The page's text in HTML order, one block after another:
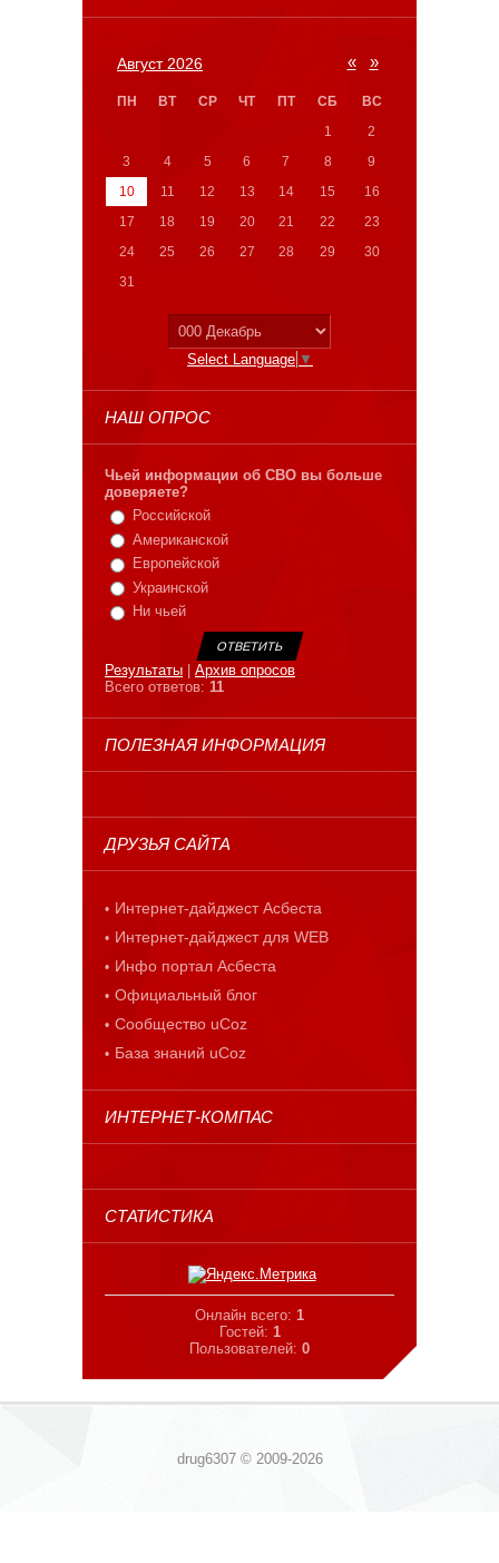
«
Август 2026 »
ПН ВТ СР ЧТ ПТ СБ
ВС
1
2
3
4 5 6 7 8
9
10
11 12 13 14 15
16
17
18 19 20 21 22
23
24
25 26 27 28 29
30
31
Select Language ▼
НАШ ОПРОС
Чьей информации об СВО вы больше
доверяете?
Российской
Американской
Европейской
Украинской
Ни чьей
Результаты
Архив опросов
Всего ответов: 11
ПОЛЕЗНАЯ ИНФОРМАЦИЯ
ДРУЗЬЯ САЙТА
Интернет-дайджест Асбеста
Интернет-дайджест для WEB
Инфо портал Асбеста
Официальный блог
Сообщество uCoz
База знаний uCoz
ИНТЕРНЕТ-КОМПАС
СТАТИСТИКА
Онлайн всего: 1
Гостей: 1
Пользователей: 0
drug6307 © 2009-2026